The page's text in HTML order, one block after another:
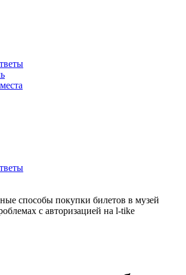
способы покупки билетов в музей
с авторизацией на l-tike